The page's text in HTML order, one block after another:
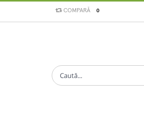
COMPARĂ 0